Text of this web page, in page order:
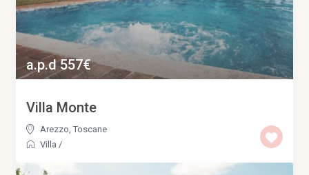
a.p.d 557€
Villa Monte
Arezzo ,Toscane
Villa /